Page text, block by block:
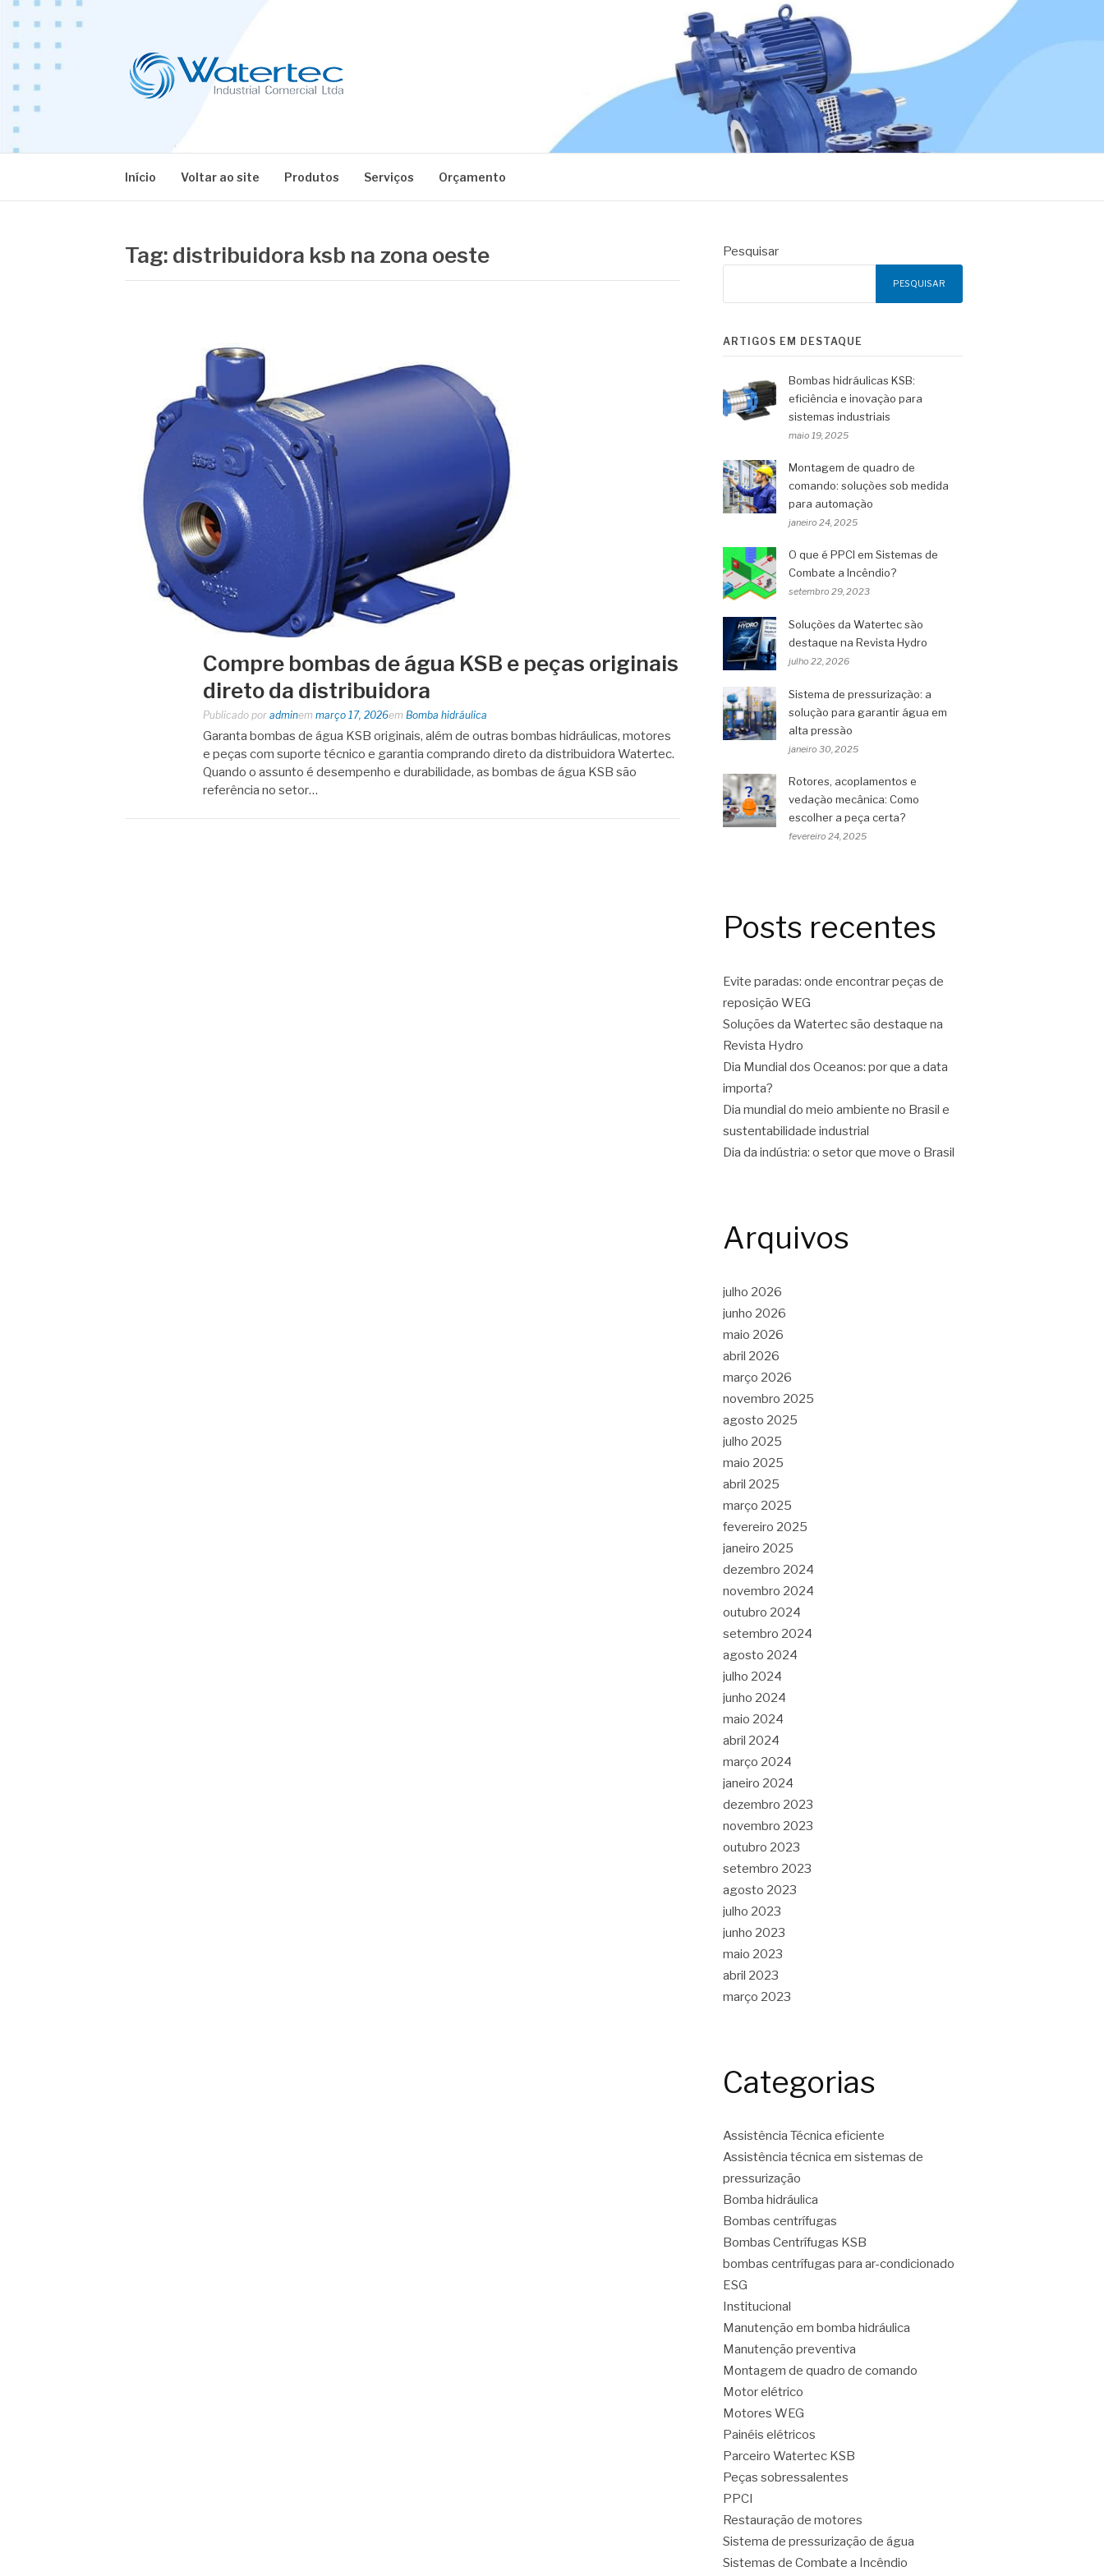
Pular
para
conteúdo
Início Voltar ao site Produtos Serviços Orçamento
Tag: distribuidora ksb na zona oeste
Compre bombas de água KSB e peças originais
direto da distribuidora
Publicado por adminem março 17, 2026em Bomba hidráulica
Garanta bombas de água KSB originais, além de outras bombas hidráulicas, motores
e peças com suporte técnico e garantia comprando direto da distribuidora Watertec.
Quando o assunto é desempenho e durabilidade, as bombas de água KSB são
referência no setor…
Pesquisar
PESQUISAR
ARTIGOS EM DESTAQUE
Bombas hidráulicas KSB:
eficiência e inovação para
sistemas industriais
maio 19, 2025
Montagem de quadro de
comando: soluções sob medida
para automação
janeiro 24, 2025
O que é PPCI em Sistemas de
Combate a Incêndio?
setembro 29, 2023
Soluções da Watertec são
destaque na Revista Hydro
julho 22, 2026
Sistema de pressurização: a
solução para garantir água em
alta pressão
janeiro 30, 2025
Rotores, acoplamentos e
vedação mecânica: Como
escolher a peça certa?
fevereiro 24, 2025
Posts recentes
Evite paradas: onde encontrar peças de
reposição WEG
Soluções da Watertec são destaque na
Revista Hydro
Dia Mundial dos Oceanos: por que a data
importa?
Dia mundial do meio ambiente no Brasil e
sustentabilidade industrial
Dia da indústria: o setor que move o Brasil
Arquivos
julho 2026
junho 2026
maio 2026
abril 2026
março 2026
novembro 2025
agosto 2025
julho 2025
maio 2025
abril 2025
março 2025
fevereiro 2025
janeiro 2025
dezembro 2024
novembro 2024
outubro 2024
setembro 2024
agosto 2024
julho 2024
junho 2024
maio 2024
abril 2024
março 2024
janeiro 2024
dezembro 2023
novembro 2023
outubro 2023
setembro 2023
agosto 2023
julho 2023
junho 2023
maio 2023
abril 2023
março 2023
Categorias
Assistência Técnica eficiente
Assistência técnica em sistemas de
pressurização
Bomba hidráulica
Bombas centrífugas
Bombas Centrífugas KSB
bombas centrífugas para ar-condicionado
ESG
Institucional
Manutenção em bomba hidráulica
Manutenção preventiva
Montagem de quadro de comando
Motor elétrico
Motores WEG
Painéis elétricos
Parceiro Watertec KSB
Peças sobressalentes
PPCI
Restauração de motores
Sistema de pressurização de água
Sistemas de Combate a Incêndio